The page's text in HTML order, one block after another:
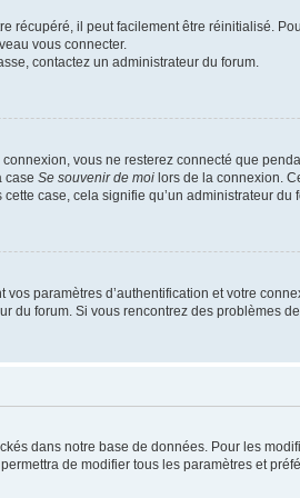
récupéré, il peut facilement être réinitialisé.
vous connecter.
contactez un administrateur du forum.
vous ne resterez connecté que
case Se souvenir de moi lors de la connexion.
case, cela signifie qu’un administrateur du
paramètres d’authentification et votre
du forum. Si vous rencontrez des problèmes
dans notre base de données. Pour les
de modifier tous les paramètres et